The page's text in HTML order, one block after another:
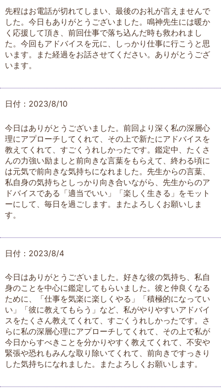
先程はお電話が切れてしまい、最後のお礼が言えませんで
した。今日もありがとうございました。鳴神先生には暖か
く応援して頂き、前回仕事で落ち込んだ時も救われまし
た。今回もアドバイスを元に、しっかり仕事に行こうと思
います。また経過をお話させてください。ありがとうござ
います。
日付：2023/8/10
今日はありがとうございました。前回より深く私の深層心
理にアプローチしてくれて、その上で新たにアドバイスを
教えてくれて、すごくうれしかったです。鑑定中、たくさ
んの力強い励ましと前向きな言葉をもらえて、終わる頃に
は元気で前向きな気持ちになれました。先生からの言葉、
私自身の気持ちとしっかり向き合いながら、先生からのア
ドバイスである「適当でいい」「楽しく生きる」をモット
ーにして、毎日を過ごします。またよろしくお願いしま
す。
日付：2023/8/4
今日はありがとうございました。好きな彼の気持ち、私自
身のことを中心に鑑定してもらいました。彼と仲良くなる
ために、「仕事を気楽に楽しくやる」「積極的になってい
い」「彼に教えてもらう」など、私がやりやすいアドバイ
スをたくさん教えてくれて、すごくうれしかったです。さ
らに私の深層心理にアプローチしてくれて、その上で私が
今日からすべきことを分かりやすく教えてくれて、不安や
緊張や恐れもみんな取り除いてくれて、前向きですっきり
した気持ちになれました。またよろしくお願いします。